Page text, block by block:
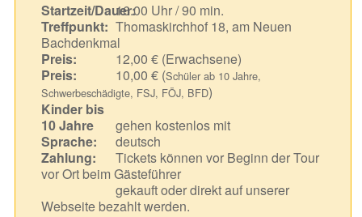
Startzeit/Dauer:16.00 Uhr / 90 min.
Treffpunkt: Thomaskirchhof 18, am Neuen
Bachdenkmal
Preis:
12,00 € (Erwachsene)
Preis:
10,00 € (Schüler ab 10 Jahre,
Schwerbeschädigte, FSJ, FÖJ, BFD)
Kinder bis
10 Jahre
gehen kostenlos mit
Sprache:
deutsch
Zahlung:
Tickets können vor Beginn der Tour
vor Ort beim Gästeführer
gekauft oder direkt auf unserer
Webseite bezahlt werden.